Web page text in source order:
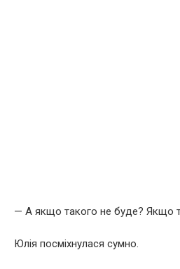
— А якщо такого не буде? Якщо
Юлія посміхнулася сумно.